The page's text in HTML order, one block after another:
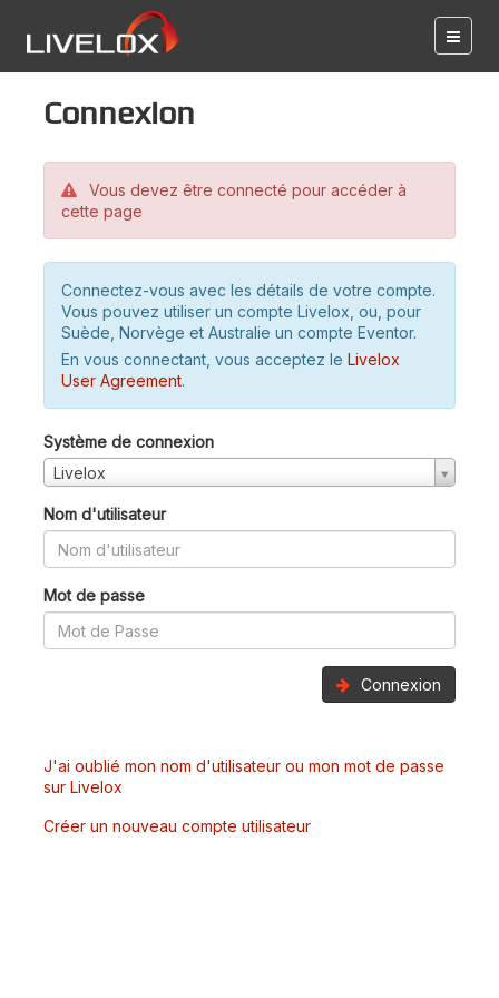
Connexion
Vous devez être connecté pour accéder à
cette page
Connectez-vous avec les détails de votre compte.
Vous pouvez utiliser un compte Livelox, ou, pour
Suède, Norvège et Australie un compte Eventor.
En vous connectant, vous acceptez le Livelox
User Agreement.
Système de connexion
Livelox
Nom d'utilisateur
Mot de passe
Connexion
J'ai oublié mon nom d'utilisateur ou mon mot de passe
sur Livelox
Créer un nouveau compte utilisateur